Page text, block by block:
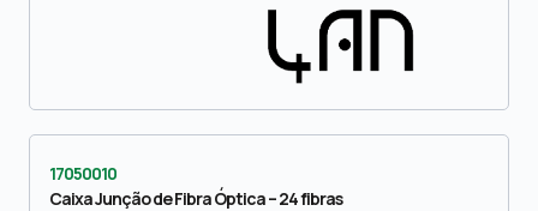
17050010
Caixa Junção de Fibra Óptica – 24 fibras